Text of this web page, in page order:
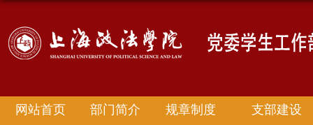
网站首页 部门简介 规章制度
支部建设